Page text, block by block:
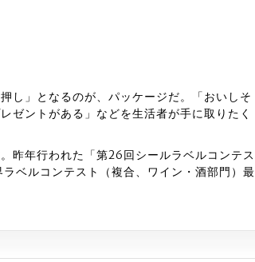
し」となるのが、パッケージだ。「おいしそ
ゼントがある」などを生活者が手に取りたく
昨年行われた「第26回シールラベルコンテス
ベルコンテスト（複合、ワイン・酒部門）最